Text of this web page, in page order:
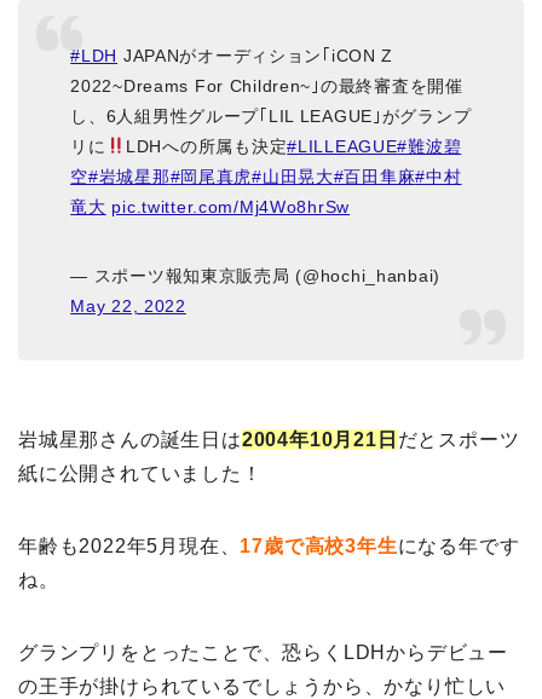
#LDH JAPANがオーディション｢iCON Z
2022~Dreams For Children~｣の最終審査を開催
し、6人組男性グループ｢LIL LEAGUE｣がグランプ
リに
LDHへの所属も決定#LILLEAGUE#難波碧
空#岩城星那#岡尾真虎#山田晃大#百田隼麻#中村
竜大 pic.twitter.com/Mj4Wo8hrSw
— スポーツ報知東京販売局 (@hochi_hanbai)
May 22, 2022
岩城星那さんの誕生日は2004年10月21日 だとスポーツ
紙に公開されていました！
年齢も2022年5月現在、 17歳で高校3年生になる年です
ね。
グランプリをとったことで、恐らくLDHからデビュー
の王手が掛けられているでしょうから、かなり忙しい